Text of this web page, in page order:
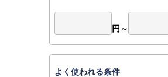
円～
よく使われる条件